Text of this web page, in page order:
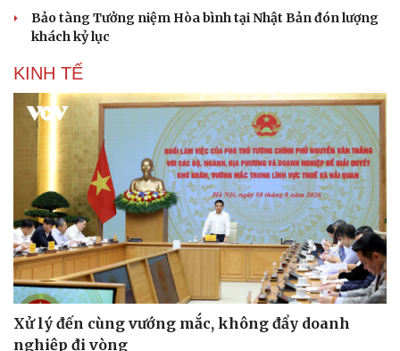
Di sản
Bảo tàng Tưởng niệm Hòa bình tại Nhật Bản đón lượng
khách kỷ lục
KINH TẾ
Xử lý đến cùng vướng mắc, không đẩy doanh
nghiệp đi vòng